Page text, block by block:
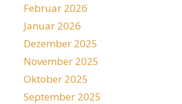
Februar 2026
Januar 2026
Dezember 2025
November 2025
Oktober 2025
September 2025